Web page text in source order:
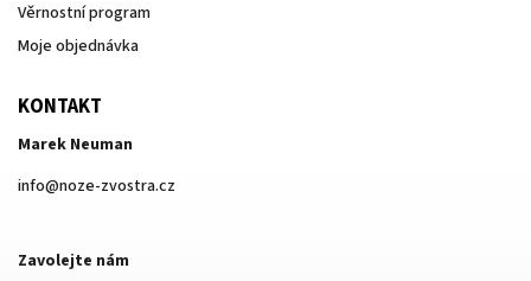
Věrnostní program
Moje objednávka
KONTAKT
Marek Neuman
info@noze-zvostra.cz
Zavolejte nám